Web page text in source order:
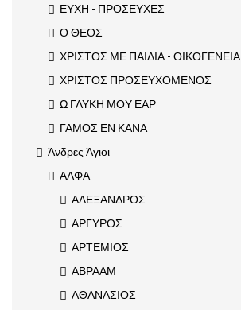
ΕΥΧΗ - ΠΡΟΣΕΥΧΕΣ
Ο ΘΕΟΣ
ΧΡΙΣΤΟΣ ΜΕ ΠΑΙΔΙΑ - ΟΙΚΟΓΕΝΕΙΑ
ΧΡΙΣΤΟΣ ΠΡΟΣΕΥΧΟΜΕΝΟΣ
Ω ΓΛΥΚΗ ΜΟΥ ΕΑΡ
ΓΑΜΟΣ ΕΝ ΚΑΝΑ
Άνδρες Άγιοι
ΑΛΦΑ
ΑΛΕΞΑΝΔΡΟΣ
ΑΡΓΥΡΟΣ
ΑΡΤΕΜΙΟΣ
ΑΒΡΑΑΜ
ΑΘΑΝΑΣΙΟΣ